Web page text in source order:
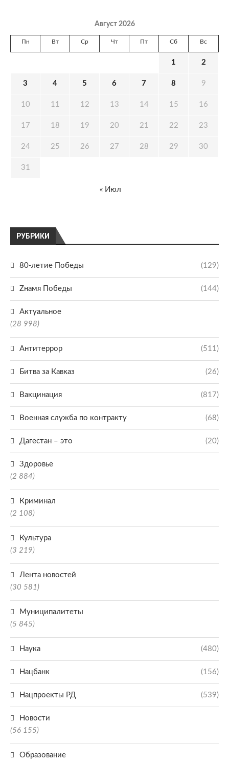
РУБРИКИ
80-летие Победы (129)
Zнамя Победы (144)
Актуальное
(28 998)
Антитеррор (511)
Битва за Кавказ (26)
Вакцинация (817)
Военная служба по контракту (68)
Дагестан – это (20)
Здоровье
(2 884)
Криминал
(2 108)
Культура
(3 219)
Лента новостей
(30 581)
Муниципалитеты
(5 845)
Наука (480)
Нацбанк (156)
Нацпроекты РД (539)
Новости
(56 155)
Образование
Август 2026
Пн Вт Ср Чт Пт Сб Вс
1 2
3 4 5 6 7 8 9
10 11 12 13 14 15 16
17 18 19 20 21 22 23
24 25 26 27 28 29 30
31
« Июл